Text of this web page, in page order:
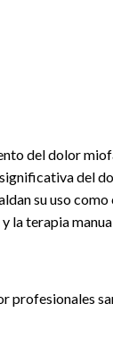
del dolor
del
su uso
la terapia
profesionales